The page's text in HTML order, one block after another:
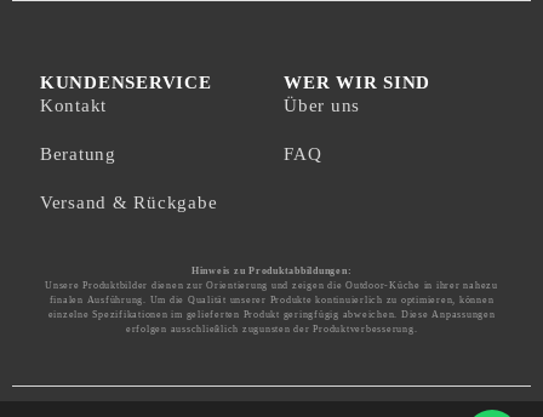
WER WIR SIND
Über uns
FAQ
KUNDENSERVICE
Kontakt
Beratung
Versand & Rückgabe
Hinweis zu Produktabbildungen:
Unsere Produktbilder dienen zur Orientierung und zeigen die Outdoor-Küche in ihrer nahezu
finalen Ausführung. Um die Qualität unserer Produkte kontinuierlich zu optimieren, können
einzelne Spezifikationen im gelieferten Produkt geringfügig abweichen. Diese Anpassungen
erfolgen ausschließlich zugunsten der Produktverbesserung.